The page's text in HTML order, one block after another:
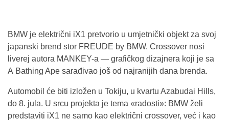
BMW je električni iX1 pretvorio u umjetnički objekt za svoj
japanski brend stor FREUDE by BMW. Crossover nosi
liverej autora MANKEY-a — grafičkog dizajnera koji je sa
A Bathing Ape sarađivao još od najranijih dana brenda.
Automobil će biti izložen u Tokiju, u kvartu Azabudai Hills,
do 8. jula. U srcu projekta je tema «radosti»: BMW želi
predstaviti iX1 ne samo kao električni crossover, već i kao